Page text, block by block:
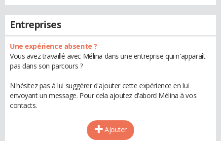
Entreprises
Une expérience absente ?
Vous avez travaillé avec Mélina dans une entreprise qui n'apparaît
pas dans son parcours ?
N'hésitez pas à lui suggérer d'ajouter cette expérience en lui
envoyant un message. Pour cela ajoutez d'abord Mélina à vos
contacts.
Ajouter